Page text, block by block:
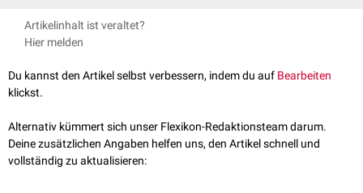
Lage des Hodens während des
Durchtritt durch den Leistenkanal präinguinal zu liegen kommt
Artikelinhalt ist veraltet?
Hier melden
Du kannst den Artikel selbst verbessern, indem du auf Bearbeiten
klickst.
Alternativ kümmert sich unser Flexikon-Redaktionsteam darum.
Deine zusätzlichen Angaben helfen uns, den Artikel schnell und
vollständig zu aktualisieren: